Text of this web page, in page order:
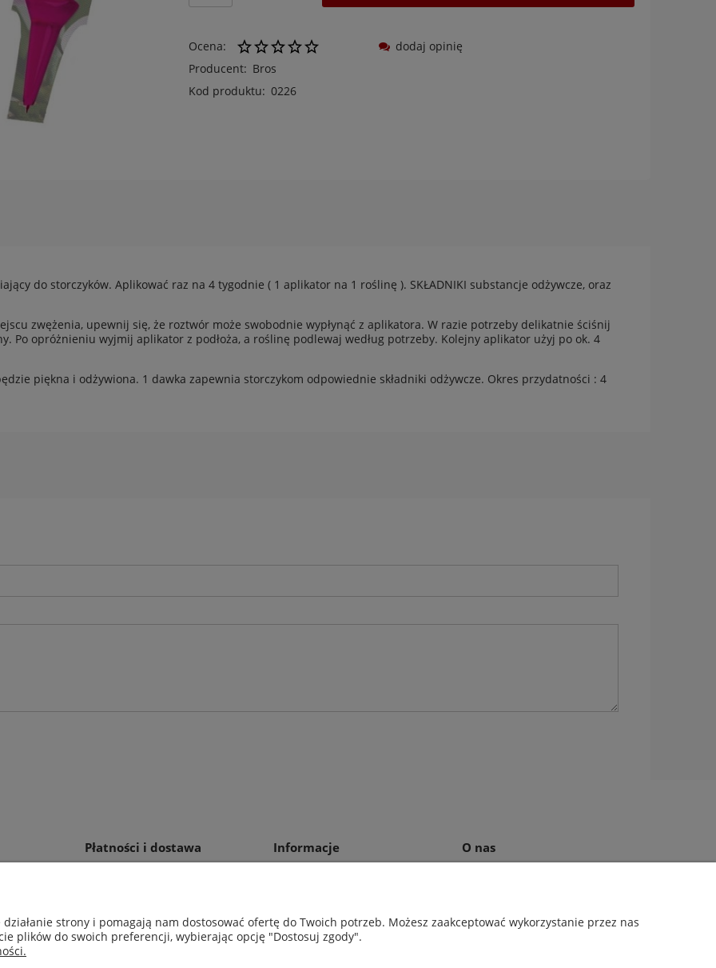
Ocena:
Producent: Bros
Kod produktu: 0226
dodaj opinię
do storczyków. Aplikować raz na 4 tygodnie ( 1 aplikator na 1 roślinę ). SKŁADNIKI substancje odżywcze, oraz
zwężenia, upewnij się, że roztwór może swobodnie wypłynąć z aplikatora. W razie potrzeby delikatnie ściśnij
Po opróżnieniu wyjmij aplikator z podłoża, a roślinę podlewaj według potrzeby. Kolejny aplikator użyj po ok. 4
piękna i odżywiona. 1 dawka zapewnia storczykom odpowiednie składniki odżywcze. Okres przydatności : 4
Płatności i dostawa Informacje O nas
Iwaszkiewicza 23, 32-406 Zakliczyn | AGA-PLAST MET 2 Paweł Sałach | NIP: 6811796065 | REGON: 363212838
strony i pomagają nam dostosować ofertę do Twoich potrzeb. Możesz zaakceptować wykorzystanie przez nas
plików do swoich preferencji, wybierając opcję "Dostosuj zgody".